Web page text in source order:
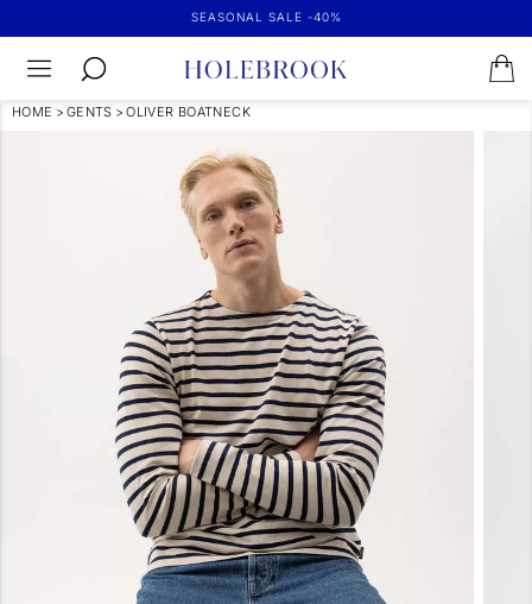
SEASONAL SALE -40%
HOME > GENTS > OLIVER BOATNECK